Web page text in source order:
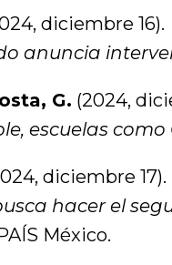
diciembre 16).
anuncia
G. (2024,
escuelas
diciembre 17).
hacer el
México.